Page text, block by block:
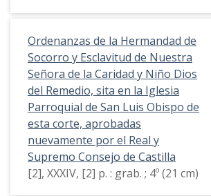
Ordenanzas de la Hermandad de
Socorro y Esclavitud de Nuestra
Señora de la Caridad y Niño Dios
del Remedio, sita en la Iglesia
Parroquial de San Luis Obispo de
esta corte, aprobadas
nuevamente por el Real y
Supremo Consejo de Castilla
[2], XXXIV, [2] p. : grab. ; 4º (21 cm)